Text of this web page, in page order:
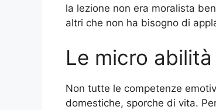
la lezione non era moralista
altri che non ha bisogno di
Le micro
Non tutte le competenze
domestiche, sporche di vita.